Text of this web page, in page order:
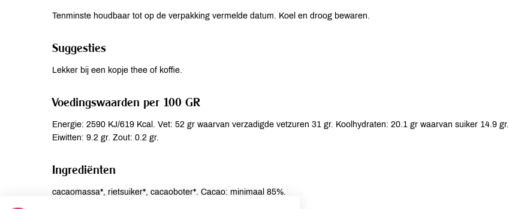
Tenminste houdbaar tot op de verpakking vermelde datum. Koel en droog bewaren.
Suggesties
Lekker bij een kopje thee of koffie.
Voedingswaarden per 100 GR
Energie: 2590 KJ/619 Kcal. Vet: 52 gr waarvan verzadigde vetzuren 31 gr. Koolhydraten: 20.1 gr waarvan suiker 14.9 gr.
Eiwitten: 9.2 gr. Zout: 0.2 gr.
Ingrediënten
cacaomassa*, rietsuiker*, cacaoboter*. Cacao: minimaal 85%.